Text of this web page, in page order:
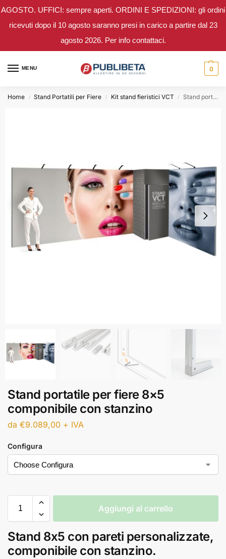
AGOSTO. UFFICI: sempre aperti. ORDINI E SPEDIZIONI: gli ordini
ricevuti dopo il 10 agosto saranno presi in carico a partire dal 23
agosto 2026. Per info contattaci.
MENU 0
Home / Stand Portatili per Fiere / Kit stand fieristici VCT / Stand portatile per fiere 8×5 componibile con stanzino
Stand portatile per fiere 8×5
componibile con stanzino
da €9.089,00 + IVA
Configura
Aggiungi al carrello
Stand 8x5 con pareti personalizzate,
componibile con stanzino.